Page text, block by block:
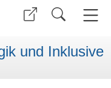
und Inklusive